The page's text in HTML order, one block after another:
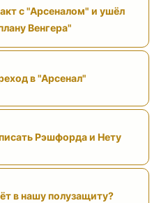
с "Арсеналом" и ушёл
Венгера"
в "Арсенал"
Рэшфорда и Нету
в нашу полузащиту?